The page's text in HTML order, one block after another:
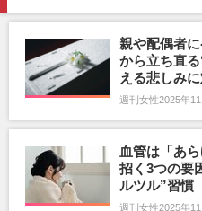
親や配偶者
から立ち直
える悲しみ
週刊女性2025年
血管は「あ
招く3つの要
ルツル”習慣
週刊女性2025年